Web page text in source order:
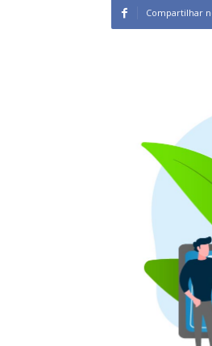
Compartilhar